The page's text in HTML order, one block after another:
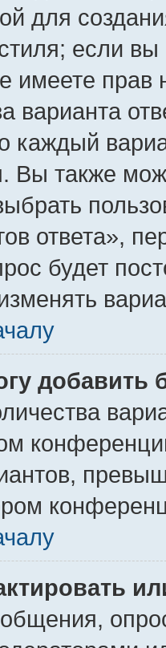
для
если
прав
варианта
каждый
Вы также
ответа»,
будет
добавить